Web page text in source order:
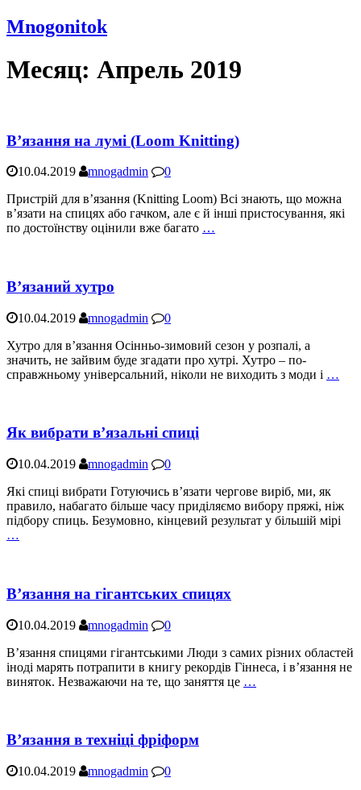
Mnogonitok
Месяц: Апрель 2019
В’язання на лумі (Loom Knitting)
10.04.2019 mnogadmin
0
Пристрій для в’язання (Knitting Loom) Всі знають, що можна
в’язати на спицях або гачком, але є й інші пристосування, які
по достоїнству оцінили вже багато …
В’язаний хутро
10.04.2019 mnogadmin
0
Хутро для в’язання Осінньо-зимовий сезон у розпалі, а
значить, не зайвим буде згадати про хутрі. Хутро – по-
справжньому універсальний, ніколи не виходить з моди і …
Як вибрати в’язальні спиці
10.04.2019 mnogadmin
0
Які спиці вибрати Готуючись в’язати чергове виріб, ми, як
правило, набагато більше часу приділяємо вибору пряжі, ніж
підбору спиць. Безумовно, кінцевий результат у більшій мірі
…
В’язання на гігантських спицях
10.04.2019 mnogadmin
0
В’язання спицями гігантськими Люди з самих різних областей
іноді марять потрапити в книгу рекордів Гіннеса, і в’язання не
виняток. Незважаючи на те, що заняття це …
В’язання в техніці фріформ
10.04.2019 mnogadmin
0